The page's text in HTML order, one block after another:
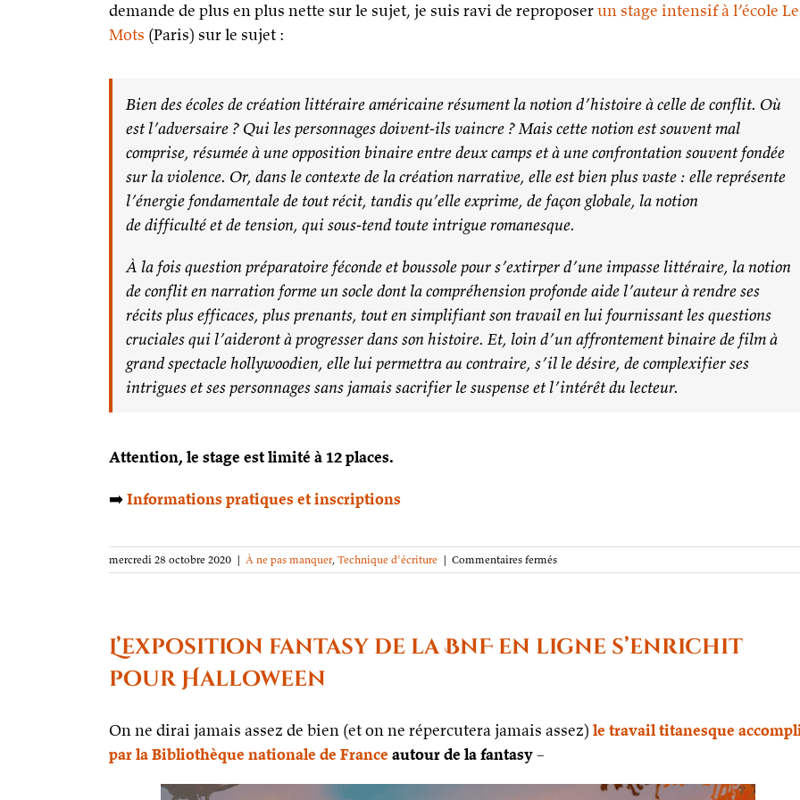
demande de plus en plus nette sur le sujet, je suis ravi de reproposerun stage intensif à l’école
Mots (Paris) sur le sujet :
Bien des écoles de création littéraire américaine résument la notion d’histoire à celle de conflit. Où
est l’adversaire ? Qui les personnages doivent-ils vaincre ? Mais cette notion est souvent mal
comprise, résumée à une opposition binaire entre deux camps et à une confrontation souvent fondée
sur la violence. Or, dans le contexte de la création narrative, elle est bien plus vaste : elle représente
l’énergie fondamentale de tout récit, tandis qu’elle exprime, de façon globale, la notion
dedifficultéet de tension, qui sous-tend toute intrigue romanesque.
À la fois question préparatoire féconde et boussole pour s’extirper d’une impasse littéraire, la notion
de conflit en narration forme un socle dont la compréhension profonde aide l’auteur à rendre ses
récits plus efficaces, plus prenants, tout en simplifiant son travail en lui fournissant les questions
cruciales qui l’aideront à progresser dans son histoire. Et, loin d’un affrontement binaire de film à
grand spectacle hollywoodien, elle lui permettra au contraire, s’il le désire, de complexifier ses
intrigues et ses personnages sans jamais sacrifier le suspense et l’intérêt du lecteur.
Attention, le stage est limité à 12 places.
➡️Informations pratiques et inscriptions
mercredi 28 octobre 2020 | À ne pas manquer, Technique d'écriture | Commentaires ferméssur
Nouvelle
l’atelier
« Écrire
conflit,
de
L’exposition fantasy de la BnF en ligne s’enrichit
pour Halloween
On ne dirai jamais assez de bien (et on ne répercutera jamais assez) le travail titanesque
par la Bibliothèque nationale de France autour de la fantasy–